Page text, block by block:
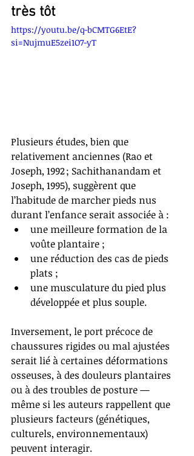
très tôt
https://youtu.be/q-bCMTG6EtE?
si=NujmuE5zei1O7-yT
Plusieurs études, bien que
relativement anciennes (Rao et
Joseph, 1992 ; Sachithanandam et
Joseph, 1995), suggèrent que
l’habitude de marcher pieds nus
durant l’enfance serait associée à :
une meilleure formation de la
voûte plantaire ;
une réduction des cas de pieds
plats ;
une musculature du pied plus
développée et plus souple.
Inversement, le port précoce de
chaussures rigides ou mal ajustées
serait lié à certaines déformations
osseuses, à des douleurs plantaires
ou à des troubles de posture —
même si les auteurs rappellent que
plusieurs facteurs (génétiques,
culturels, environnementaux)
peuvent interagir.